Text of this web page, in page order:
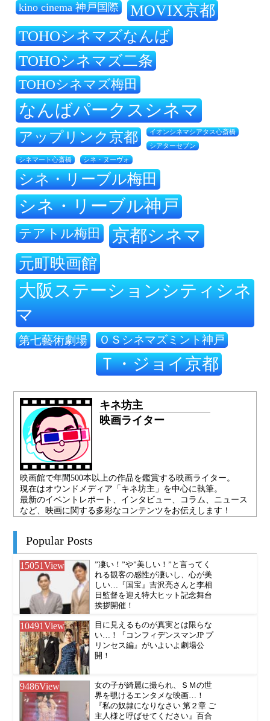
kino cinema 神戸国際 MOVIX京都
TOHOシネマズなんば
TOHOシネマズ二条
TOHOシネマズ梅田
なんばパークスシネマ
アップリンク京都 イオンシネマシアタス心斎橋
シアターセブン
シネマート心斎橋 シネ・ヌーヴォ
シネ・リーブル梅田
シネ・リーブル神戸
テアトル梅田 京都シネマ
元町映画館
大阪ステーションシティシネ
マ
第七藝術劇場 ＯＳシネマズミント神戸
Ｔ・ジョイ京都
キネ坊主
映画ライター
映画館で年間500本以上の作品を鑑賞する映画ライター。
現在はオウンドメディア「キネ坊主」を中心に執筆。
最新のイベントレポート、インタビュー、コラム、ニュース
など、映画に関する多彩なコンテンツをお伝えします！
Popular Posts
15051View
”凄い！”や”美しい！”と言ってく
れる観客の感性が凄いし、心が美
しい…『国宝』吉沢亮さんと李相
日監督を迎え特大ヒット記念舞台
挨拶開催！
10491View
目に見えるものが真実とは限らな
い…！『コンフィデンスマンJP プ
リンセス編』がいよいよ劇場公
開！
9486View
女の子が綺麗に撮られ、ＳＭの世
界を覗けるエンタメな映画…！
『私の奴隷になりなさい 第２章 ご
主人様と呼ばせてください』百合